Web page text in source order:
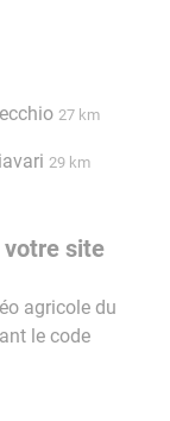
27 km
29 km
votre site
agricole du
le code